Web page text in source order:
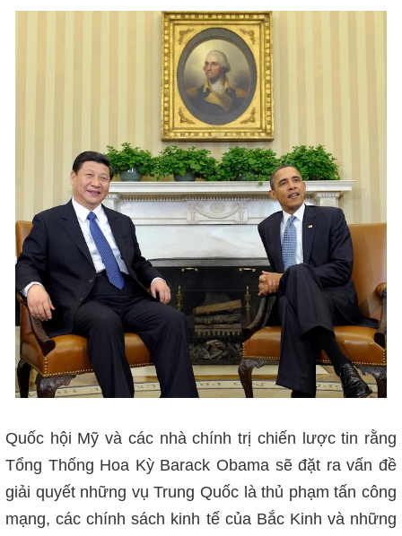
Quốc hội Mỹ và các nhà chính trị chiến lược tin rằng
Tổng Thống Hoa Kỳ Barack Obama sẽ đặt ra vấn đề
giải quyết những vụ Trung Quốc là thủ phạm tấn công
mạng, các chính sách kinh tế của Bắc Kinh và những